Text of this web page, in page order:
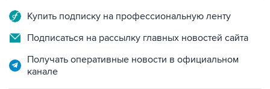
Купить подписку на профессиональную ленту
Подписаться на рассылку главных новостей сайта
Получать оперативные новости в официальном
канале